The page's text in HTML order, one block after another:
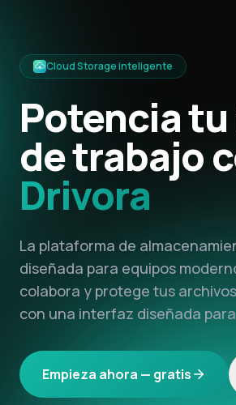
Cloud Storage inteligente
Potencia
de trabajo
Drivora
La plataforma de
diseñada para equipos
colabora y protege tus
con una interfaz diseñada
Empieza ahora — gratis